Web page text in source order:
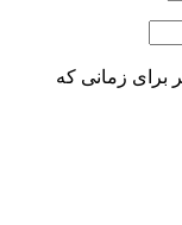
برای زمانی که